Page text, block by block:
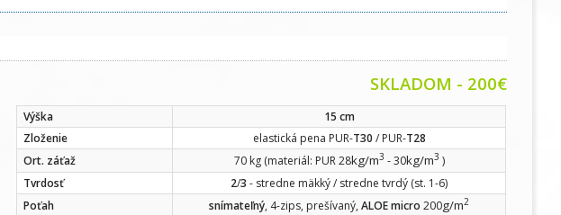
SKLADOM - 200€
Výška
15 cm
Zloženie
elastická pena PUR-T30 / PUR-T28
Ort. záťaž
70 kg (materiál: PUR 28kg/m3 - 30kg/m3 )
Tvrdosť
2/3 - stredne mäkký / stredne tvrdý (st. 1-6)
Poťah
snímateľný, 4-zips, prešívaný,ALOE micro 200g/m2